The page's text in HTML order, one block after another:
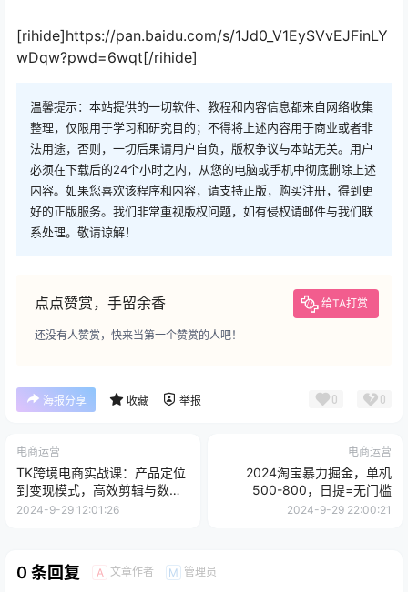
[rihide]https://pan.baidu.com/s/1Jd0_V1EySVvEJFinLY
wDqw?pwd=6wqt[/rihide]
温馨提示：本站提供的一切软件、教程和内容信息都来自网络收集
整理，仅限用于学习和研究目的；不得将上述内容用于商业或者非
法用途，否则，一切后果请用户自负，版权争议与本站无关。用户
必须在下载后的24个小时之内，从您的电脑或手机中彻底删除上述
内容。如果您喜欢该程序和内容，请支持正版，购买注册，得到更
好的正版服务。我们非常重视版权问题，如有侵权请邮件与我们联
系处理。敬请谅解！
点点赞赏，手留余香 给TA打赏
还没有人赞赏，快来当第一个赞赏的人吧！
海报分享 收藏 举报 0 0
电商运营
TK跨境电商实战课：产品定位
到变现模式，高效剪辑与数据
分析全攻略
2024-9-29 12:01:26
电商运营
2024淘宝暴力掘金，单机
500-800，日提=无门槛
2024-9-29 22:00:21
0 条回复 A 文章作者 M 管理员